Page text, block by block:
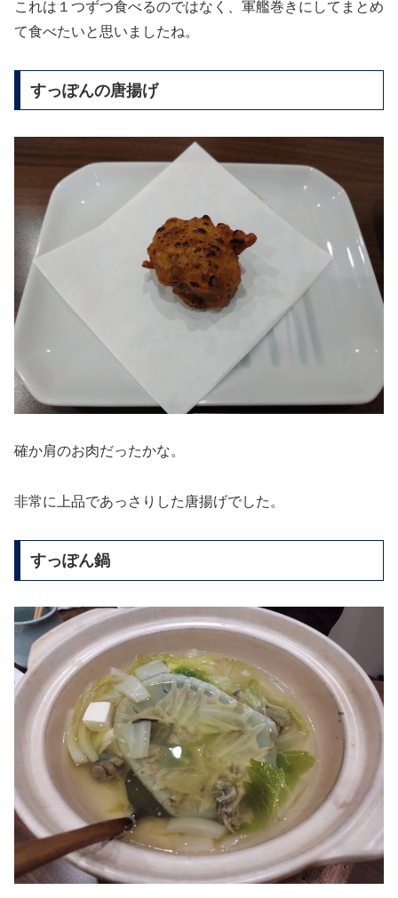
これは１つずつ食べるのではなく、軍艦巻きにしてまとめ
て食べたいと思いましたね。
すっぽんの唐揚げ
確か肩のお肉だったかな。
非常に上品であっさりした唐揚げでした。
すっぽん鍋